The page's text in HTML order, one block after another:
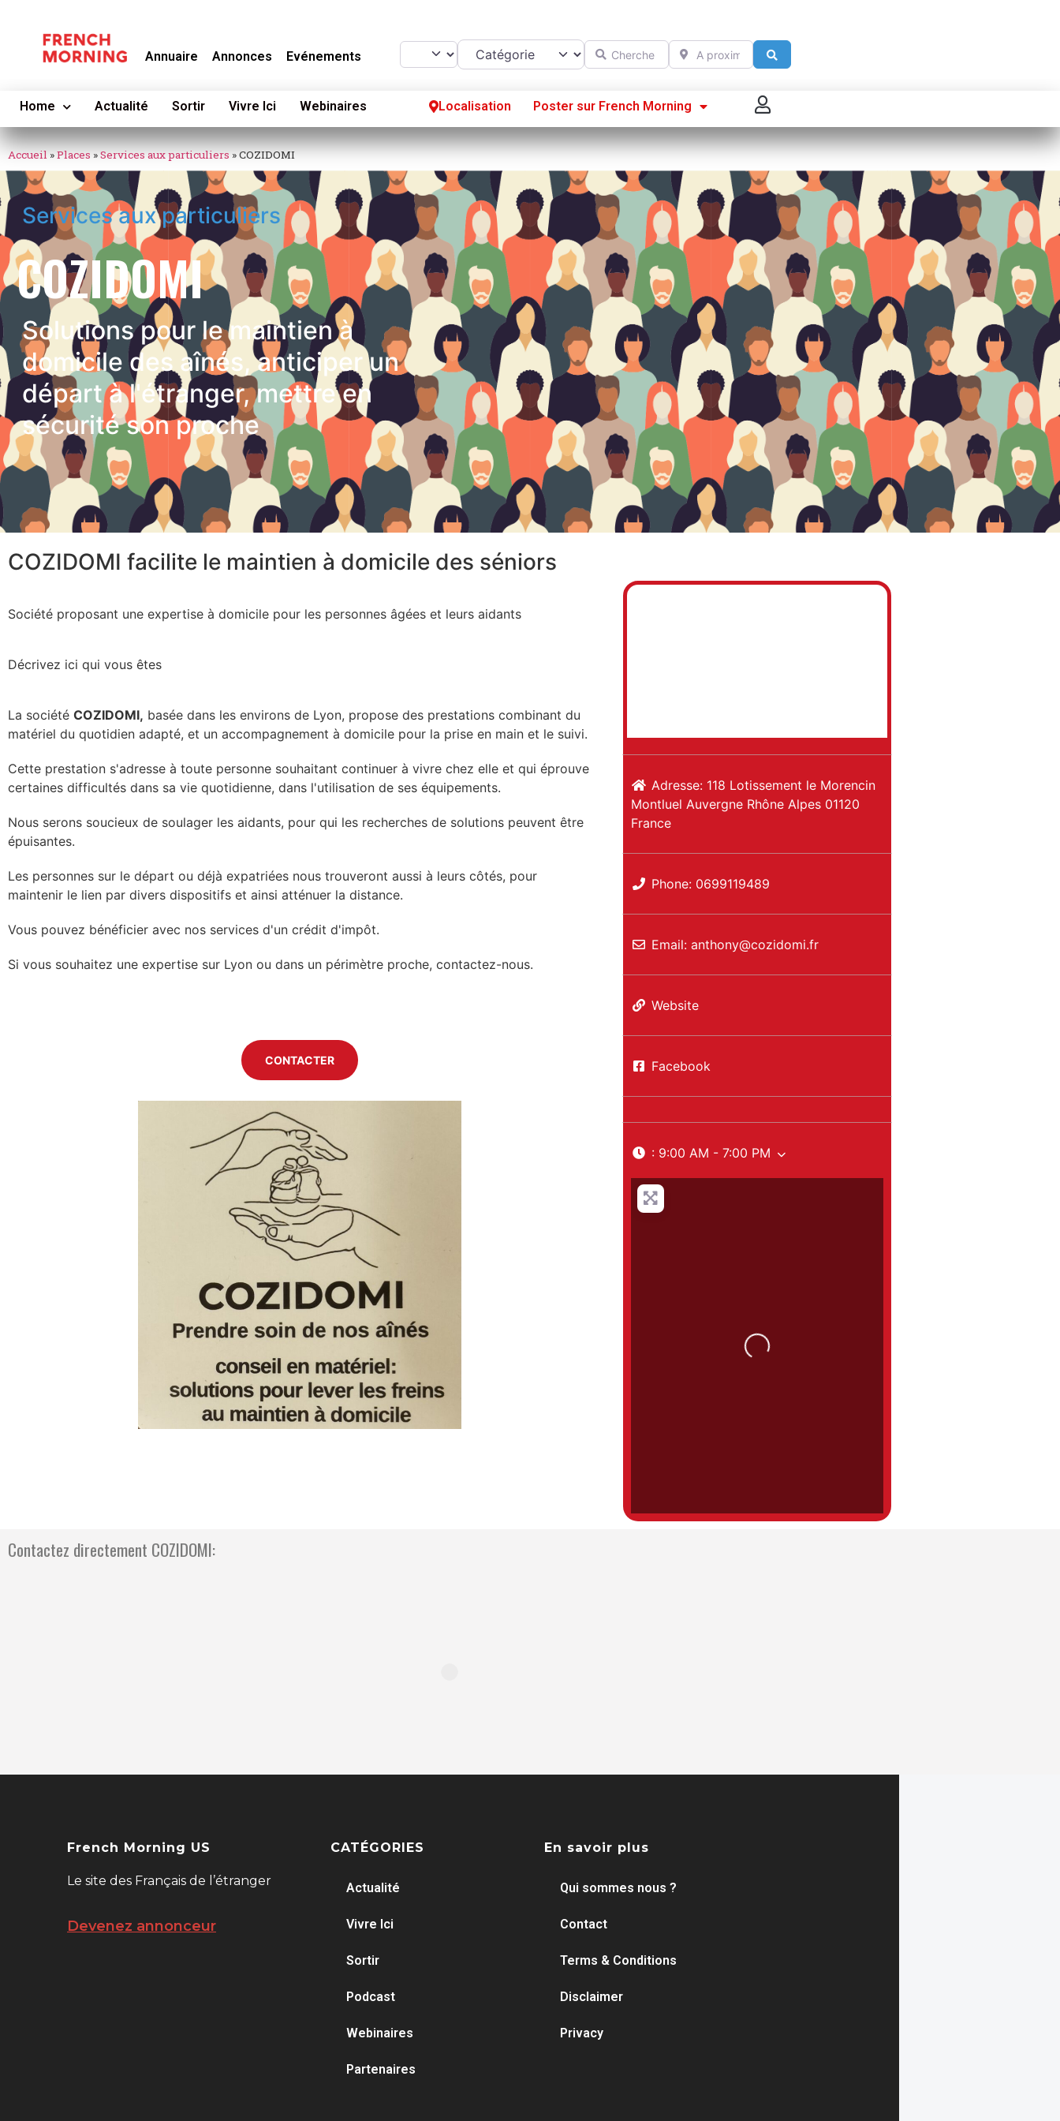
Annuaire Annonces Evénements
Select search type
Catégorie Chercher A proximité de
Home Actualité Sortir Vivre Ici Webinaires Localisation Poster sur French Morning
Se connecter
S’enregistrer
Poster sur French Morning
Accueil »Places »Services aux particuliers »COZIDOMI
Services aux particuliers
COZIDOMI
Solutions pour le maintien à
domicile des aînés, anticiper un
départ à l'étranger, mettre en
sécurité son proche
COZIDOMI facilite le maintien à domicile des séniors
Société proposant une expertise à domicile pour les personnes âgées et leurs aidants
Décrivez ici qui vous êtes
La société COZIDOMI, basée dans les environs de Lyon, propose des prestations combinant du
matériel du quotidien adapté, et un accompagnement à domicile pour la prise en main et le suivi.
Cette prestation s'adresse à toute personne souhaitant continuer à vivre chez elle et qui éprouve
certaines difficultés dans sa vie quotidienne, dans l'utilisation de ses équipements.
Nous serons soucieux de soulager les aidants, pour qui les recherches de solutions peuvent être
épuisantes.
Les personnes sur le départ ou déjà expatriées nous trouveront aussi à leurs côtés, pour
maintenir le lien par divers dispositifs et ainsi atténuer la distance.
Vous pouvez bénéficier avec nos services d'un crédit d'impôt.
Si vous souhaitez une expertise sur Lyon ou dans un périmètre proche, contactez-nous.
CONTACTER
Adresse: 118 Lotissement le Morencin
Montluel Auvergne Rhône Alpes 01120
France
Phone: 0699119489
Email: anthony@cozidomi.fr
Website
Facebook
: 9:00 AM - 7:00 PM
Loading...
Contactez directement COZIDOMI:
French Morning US
Le site des Français de l’étranger
Devenez annonceur
CATÉGORIES
Actualité
Vivre Ici
Sortir
Podcast
Webinaires
Partenaires
En savoir plus
Qui sommes nous ?
Contact
Terms & Conditions
Disclaimer
Privacy